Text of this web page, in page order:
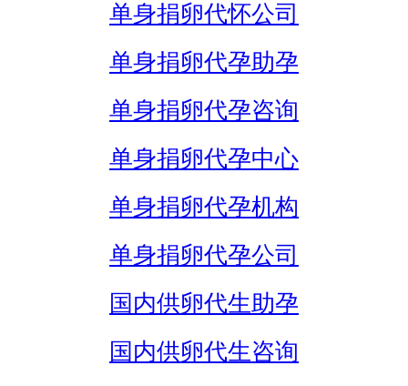
单身捐卵代怀公司
单身捐卵代孕助孕
单身捐卵代孕咨询
单身捐卵代孕中心
单身捐卵代孕机构
单身捐卵代孕公司
国内供卵代生助孕
国内供卵代生咨询